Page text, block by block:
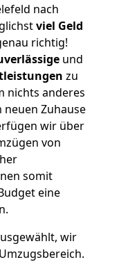
nach
viel Geld
richtig!
und
zu
nichts anderes
Zuhause
wir über
von
somit
eine
wir